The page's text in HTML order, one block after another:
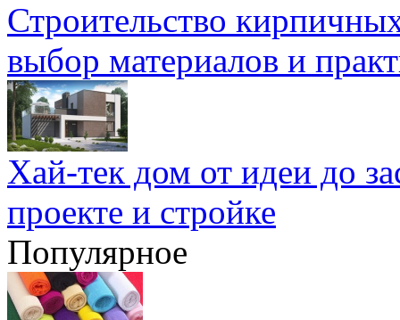
Строительство
выбор материалов и
Хай-тек дом от идеи до
проекте и стройке
Популярное